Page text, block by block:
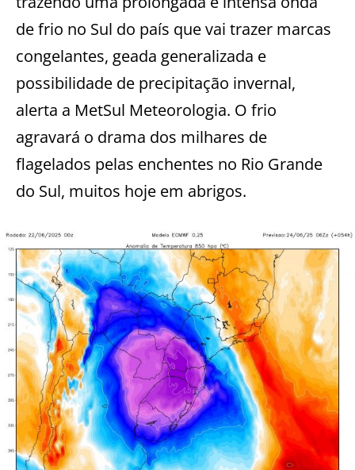
de frio no Sul do país que vai trazer marcas
congelantes, geada generalizada e
possibilidade de precipitação invernal,
alerta a MetSul Meteorologia. O frio
agravará o drama dos milhares de
flagelados pelas enchentes no Rio Grande
do Sul, muitos hoje em abrigos.